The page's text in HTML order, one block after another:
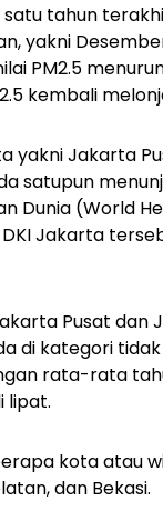
tahun
yakni
PM2.5
kembali
yakni Jakarta
satupun
Dunia (World
Jakarta
Pusat
di kategori
rata-rata
lipat.
kota atau
dan Bekasi.